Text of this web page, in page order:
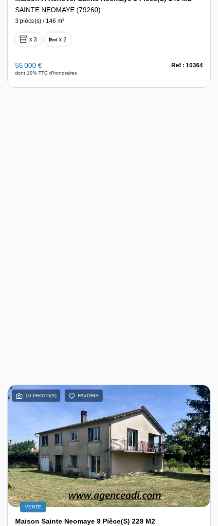
SAINTE NEOMAYE (79260)
3 pièce(s) / 146 m²
x 3 x 2
55 000 €
dont 10% TTC d'honoraires
Ref : 10364
10 PHOTO(S) FAVORIS
VENTE
Maison Sainte Neomaye 9 Pièce(s) 229 M2